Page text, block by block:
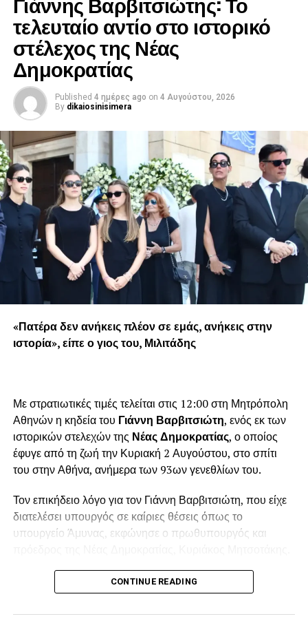
τελευταίο αντίο στο ιστορικό
στέλεχος της Νέας
Δημοκρατίας
Published 4 ημέρες ago on 4 Αυγούστου, 2026
By dikaiosinisimera
«Πατέρα δεν ανήκεις πλέον σε εμάς, ανήκεις στην
ιστορία», είπε ο γιος του, Μιλιτάδης
Με στρατιωτικές τιμές τελείται στις 12:00 στη Μητρόπολη
Αθηνών η κηδεία του Γιάννη Βαρβιτσιώτη, ενός εκ των
ιστορικών στελεχών της Νέας Δημοκρατίας, ο οποίος
έφυγε από τη ζωή την Κυριακή 2 Αυγούστου, στο σπίτι
του στην Αθήνα, ανήμερα των 93ων γενεθλίων του.
Τον επικήδειο λόγο για τον Γιάννη Βαρβιτσιώτη, που είχε
διατελέσει υπουργός σε καίριες θέσεις όπως το
υπουργείο Άμυνας, εκφώνησε ο πρωθυπουργός και
Λίγο πριν τη μία το μεσημέρι, ολοκληρώθηκε η εξόδιος
ακολουθία και στο βήμα ανέβηκε ο πρωθυπουργός
Κυριάκος Μητσοτάκης για να εκφωνήσει τον επικήδειο
CONTINUE READING